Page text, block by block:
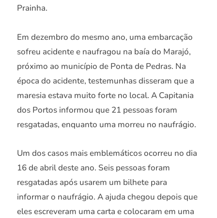
Prainha.
Em dezembro do mesmo ano, uma embarcação
sofreu acidente e naufragou na baía do Marajó,
próximo ao município de Ponta de Pedras. Na
época do acidente, testemunhas disseram que a
maresia estava muito forte no local. A Capitania
dos Portos informou que 21 pessoas foram
resgatadas, enquanto uma morreu no naufrágio.
Um dos casos mais emblemáticos ocorreu no dia
16 de abril deste ano. Seis pessoas foram
resgatadas após usarem um bilhete para
informar o naufrágio. A ajuda chegou depois que
eles escreveram uma carta e colocaram em uma